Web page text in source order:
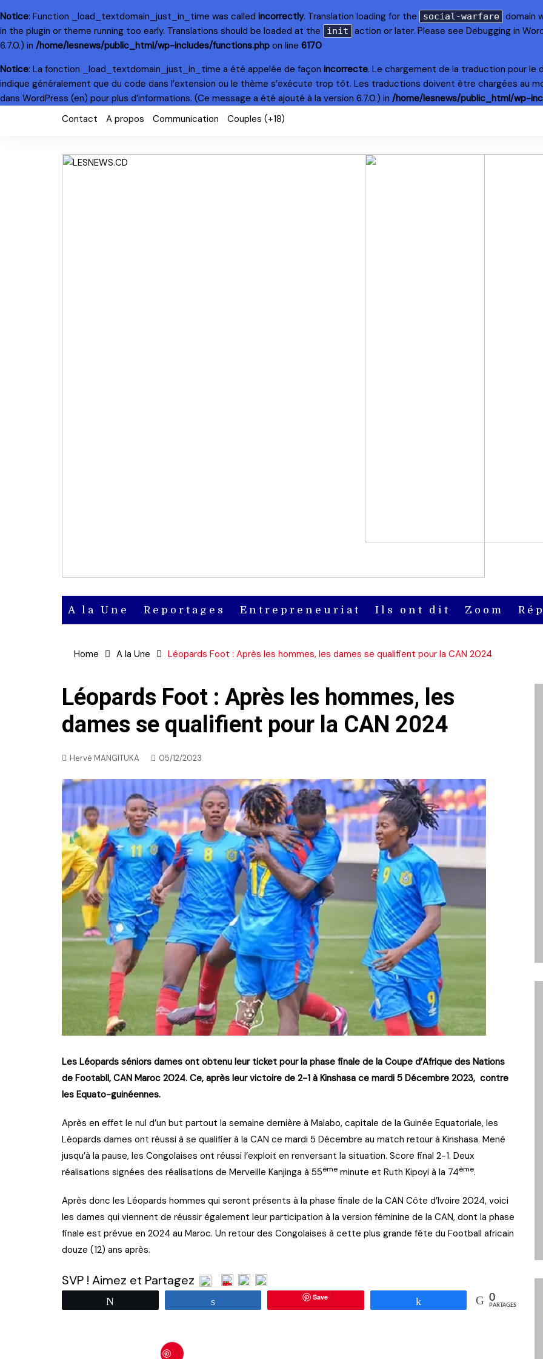
Notice: Function _load_textdomain_just_in_time was called incorrectly. Translation loading for the social-warfare domain
in the plugin or theme running too early. Translations should be loaded at the
init action or later. Please see Debugging in
6.7.0.) in /home/lesnews/public_html/wp-includes/functions.php on line 6170
Notice: La fonction _load_textdomain_just_in_time a été appelée de façon incorrecte. Le chargement de la traduction pour le
indique généralement que du code dans l’extension ou le thème s’exécute trop tôt. Les traductions doivent être chargées au
dans WordPress (en) pour plus d’informations. (Ce message a été ajouté à la version 6.7.0.) in /home/lesnews/public_html/wp-
Contact A propos Communication Couples (+18)
A la Une
vidéo
Actu en
Reportages Entrepreneuriat Ils ont dit Zoom
Home A la Une Léopards Foot : Après les hommes, les dames se qualifient pour la CAN 2024
Léopards Foot : Après les hommes, les
dames se qualifient pour la CAN 2024
Hervé MANGITUKA 05/12/2023
Les Léopards séniors dames ont obtenu leur ticket pour la phase finale de la Coupe d’Afrique des Nations
de Footabll, CAN Maroc 2024. Ce, après leur victoire de 2-1 à Kinshasa ce mardi 5 Décembre 2023, contre
les Equato-guinéennes.
Après en effet le nul d’un but partout la semaine dernière à Malabo, capitale de la Guinée Equatoriale, les
Léopards dames ont réussi à se qualifier à la CAN ce mardi 5 Décembre au match retour à Kinshasa. Mené
jusqu’à la pause, les Congolaises ont réussi l’exploit en renversant la situation. Score final 2-1. Deux
réalisations signées des réalisations de Merveille Kanjinga à 55ème minute et Ruth Kipoyi à la 74ème.
Après donc les Léopards hommes qui seront présents à la phase finale de la CAN Côte d’Ivoire 2024, voici
les dames qui viennent de réussir également leur participation à la version féminine de la CAN, dont la phase
finale est prévue en 2024 au Maroc. Un retour des Congolaises à cette plus grande fête du Football africain
douze (12) ans après.
SVP ! Aimez et Partagez
Save 0
PARTAGES